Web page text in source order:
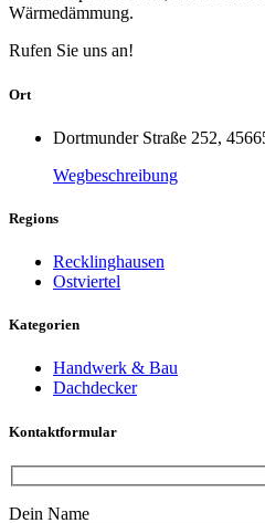
Wärmedämmung.
Rufen Sie uns an!
Ort
Dortmunder Straße 252,
Wegbeschreibung
Regions
Recklinghausen
Ostviertel
Kategorien
Handwerk & Bau
Dachdecker
Kontaktformular
Dein Name